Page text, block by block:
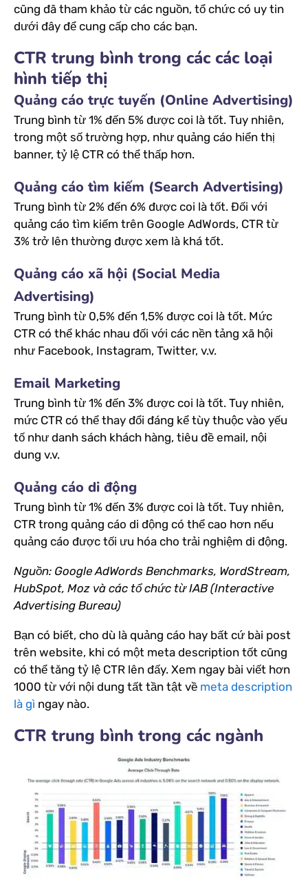
cũng đã tham khảo từ các nguồn, tổ chức có uy tin
dưới đây để cung cấp cho các bạn.
CTR trung bình trong các các loại
hình tiếp thị
Quảng cáo trực tuyến (Online Advertising)
Trung bình từ 1% đến 5% được coi là tốt. Tuy nhiên,
trong một số trường hợp, như quảng cáo hiển thị
banner, tỷ lệ CTR có thể thấp hơn.
Quảng cáo tìm kiếm (Search Advertising)
Trung bình từ 2% đến 6% được coi là tốt. Đối với
quảng cáo tìm kiếm trên Google AdWords, CTR từ
3% trở lên thường được xem là khá tốt.
Quảng cáo xã hội (Social Media
Advertising)
Trung bình từ 0,5% đến 1,5% được coi là tốt. Mức
CTR có thể khác nhau đối với các nền tảng xã hội
như Facebook, Instagram, Twitter, v.v.
Email Marketing
Trung bình từ 1% đến 3% được coi là tốt. Tuy nhiên,
mức CTR có thể thay đổi đáng kể tùy thuộc vào yếu
tố như danh sách khách hàng, tiêu đề email, nội
dung v.v.
Quảng cáo di động
Trung bình từ 1% đến 3% được coi là tốt. Tuy nhiên,
CTR trong quảng cáo di động có thể cao hơn nếu
quảng cáo được tối ưu hóa cho trải nghiệm di động.
Nguồn: Google AdWords Benchmarks, WordStream,
HubSpot, Moz và các tổ chức từ IAB (Interactive
Advertising Bureau)
Bạn có biết, cho dù là quảng cáo hay bất cứ bài post
trên website, khi có một meta description tốt cũng
có thể tăng tỷ lệ CTR lên đấy. Xem ngay bài viết hơn
1000 từ với nội dung tất tần tật về meta description
là gì ngay nào.
CTR trung bình trong các ngành